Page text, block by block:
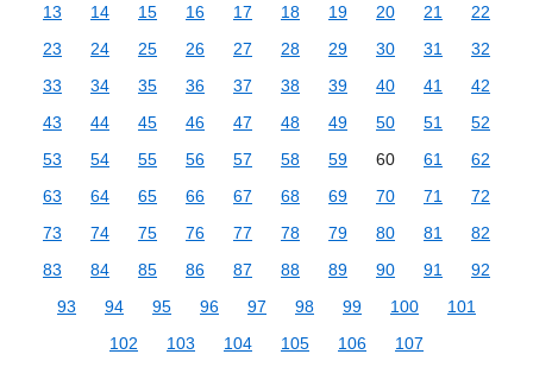
13
14 15 16 17 18 19 20 21
22
23
24 25 26 27 28 29 30 31
32
33
34 35 36 37 38 39 40 41
42
43
44 45 46 47 48 49 50 51
52
53
54 55 56 57 58 59 60 61
62
63
64 65 66 67 68 69 70 71
72
73
74 75 76 77 78 79 80 81
82
83
84 85 86 87 88 89 90 91
92
93
94 95 96 97 98 99 100
101
102
103 104 105 106 107